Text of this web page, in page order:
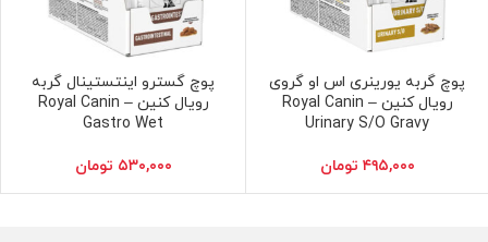
افزودن به سبد خرید
پوچ گربه یورینری اس او گروی
رویال کنین – Royal Canin
Urinary S/O Gravy
۴۹۵,۰۰۰ تومان
افزودن به سبد خرید
پوچ گسترو اینتستینال گربه
رویال کنین – Royal Canin
Gastro Wet
۵۳۰,۰۰۰ تومان